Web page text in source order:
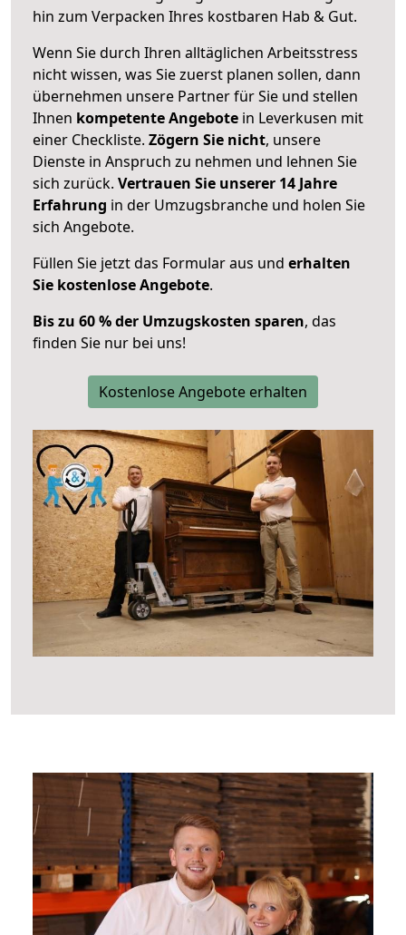
hin zum Verpacken Ihres kostbaren Hab & Gut.
Wenn Sie durch Ihren alltäglichen Arbeitsstress
nicht wissen, was Sie zuerst planen sollen, dann
übernehmen unsere Partner für Sie und stellen
Ihnen kompetente Angebote in Leverkusen mit
einer Checkliste. Zögern Sie nicht, unsere
Dienste in Anspruch zu nehmen und lehnen Sie
sich zurück. Vertrauen Sie unserer 14 Jahre
Erfahrung in der Umzugsbranche und holen Sie
sich Angebote.
Füllen Sie jetzt das Formular aus und erhalten
Sie kostenlose Angebote.
Bis zu 60 % der Umzugskosten sparen, das
finden Sie nur bei uns!
Kostenlose Angebote erhalten